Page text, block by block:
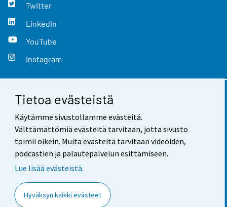
Tietoa evästeistä
Käytämme sivustollamme evästeitä.
Välttämättömiä evästeitä tarvitaan, jotta sivusto
toimii oikein. Muita evästeitä tarvitaan videoiden,
podcastien ja palautepalvelun esittämiseen.
Lue lisää evästeistä.
Hyväksyn kaikki evästeet
Twitter
LinkedIn
YouTube
Instagram
Yhteystiedot
Palaute
Käyttöehdot
Saavutettavuus
Tietoa sivustosta